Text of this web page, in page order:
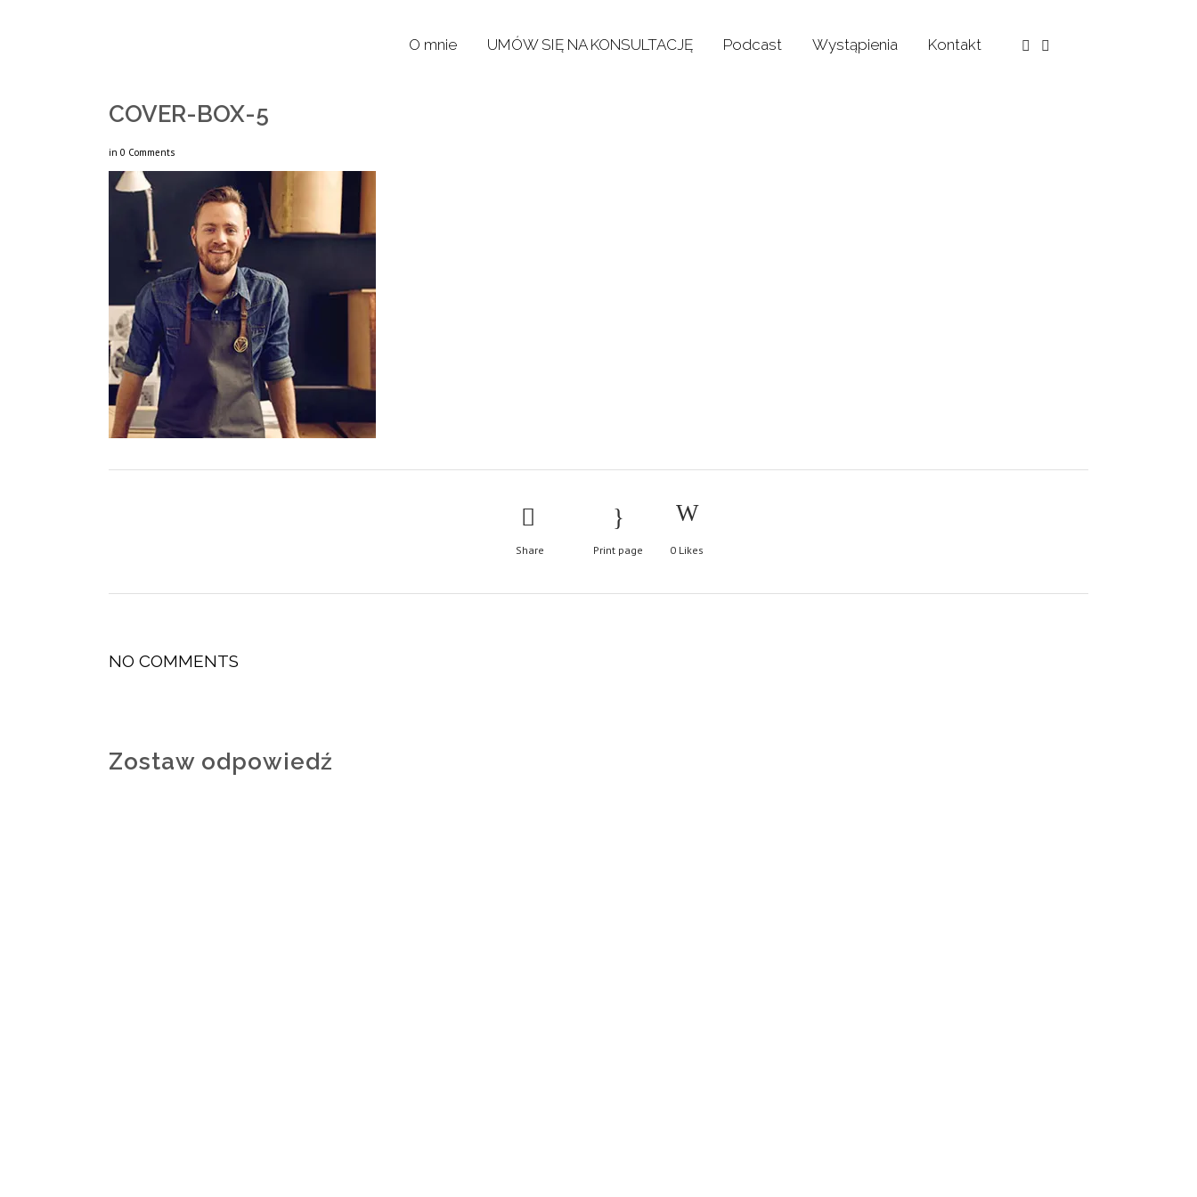
O mnie UMÓW SIĘ NA KONSULTACJĘ Podcast Wystąpienia Kontakt
COVER-BOX-5
in 0 Comments
Share Print page 0 Likes
NO COMMENTS
Zostaw odpowiedź